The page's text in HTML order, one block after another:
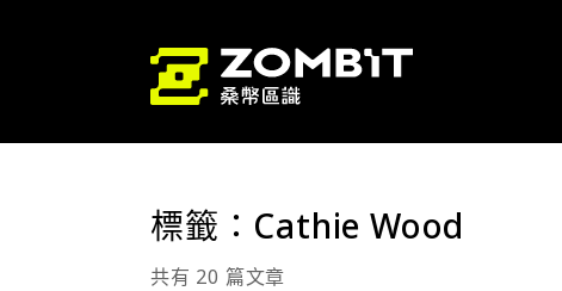
標籤：Cathie Wood
共有 20 篇文章